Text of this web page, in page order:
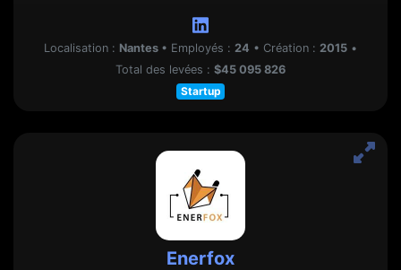
Localisation : Nantes • Employés : 24 • Création : 2015 •
Total des levées : $45 095 826
Startup
Enerfox